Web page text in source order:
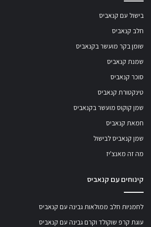
בישול עם קנאביס
חלב קנאביס
שומן בקר מועשר בקנאביס
שמנת קנאביס
סוכר קנאביס
טינקטורת קנאביס
שמן קוקוס מועשר בקנאביס
חמאת קנאביס
שמן קנאביס לבישול
מה זה מאנצ'יז
קינוחים עם קנאביס
לחמניות חלב ממולאות גבינה עם קנאביס
עוגת קרפ שוקולד וקרם גבינה עם קנאביס